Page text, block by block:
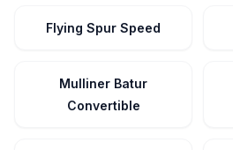
Flying Spur Speed
Mulliner Batur
Convertible